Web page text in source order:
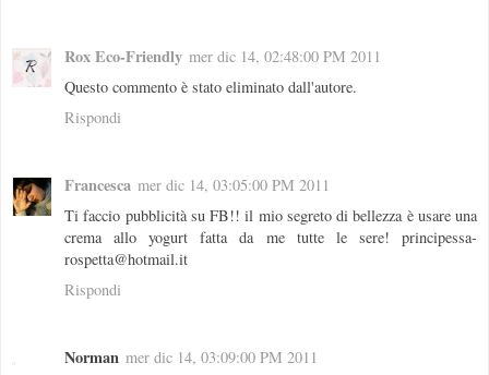
Rox Eco-Friendly mer dic 14, 02:48:00 PM 2011
Questo commento è stato eliminato dall'autore.
Rispondi
Francesca mer dic 14, 03:05:00 PM 2011
Ti faccio pubblicità su FB!! il mio segreto di bellezza è usare una
crema allo yogurt fatta da me tutte le sere! principessa-
rospetta@hotmail.it
Rispondi
Norman mer dic 14, 03:09:00 PM 2011